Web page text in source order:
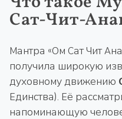
Сат-Чит-
Мантра «Ом Сат Чит
получила широкую
духовному движению
Единства). Её
напоминающую